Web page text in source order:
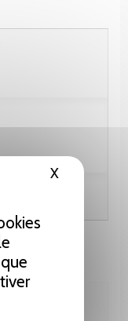
XMasquer